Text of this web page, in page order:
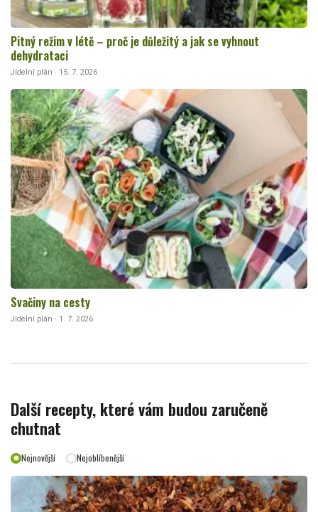
Pitný režim v létě – proč je důležitý a jak se vyhnout
dehydrataci
Jídelní plán · 15. 7. 2026
Svačiny na cesty
Jídelní plán · 1. 7. 2026
Další recepty, které vám budou zaručeně
chutnat
Nejnovější Nejoblíbenější